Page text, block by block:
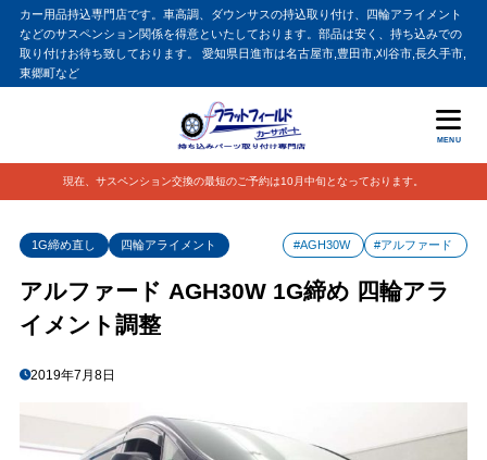
カー用品持込専門店です。車高調、ダウンサスの持込取り付け、四輪アライメント
などのサスペンション関係を得意といたしております。部品は安く、持ち込みでの
取り付けお待ち致しております。 愛知県日進市は名古屋市,豊田市,刈谷市,長久手市,
東郷町など
MENU
現在、サスペンション交換の最短のご予約は10月中旬となっております。
1G締め直し 四輪アライメント #AGH30W #アルファード
アルファード AGH30W 1G締め 四輪アラ
イメント調整
2019年7月8日